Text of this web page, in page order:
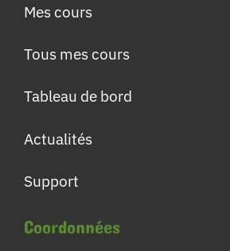
Mes cours
Tous mes cours
Tableau de bord
Actualités
Support
Coordonnées